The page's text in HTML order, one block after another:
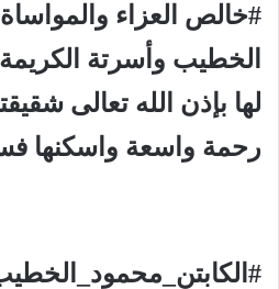
#خالص العزاء
الخطيب وأسرتة
لها بإذن الله تعالى
رحمة واسعة واسكنها